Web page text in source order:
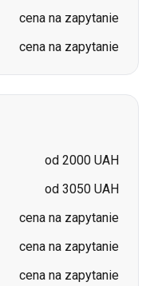
od 2000 UAH
cena na zapytanie
cena na zapytanie
cena na zapytanie
cena na zapytanie
cena na zapytanie